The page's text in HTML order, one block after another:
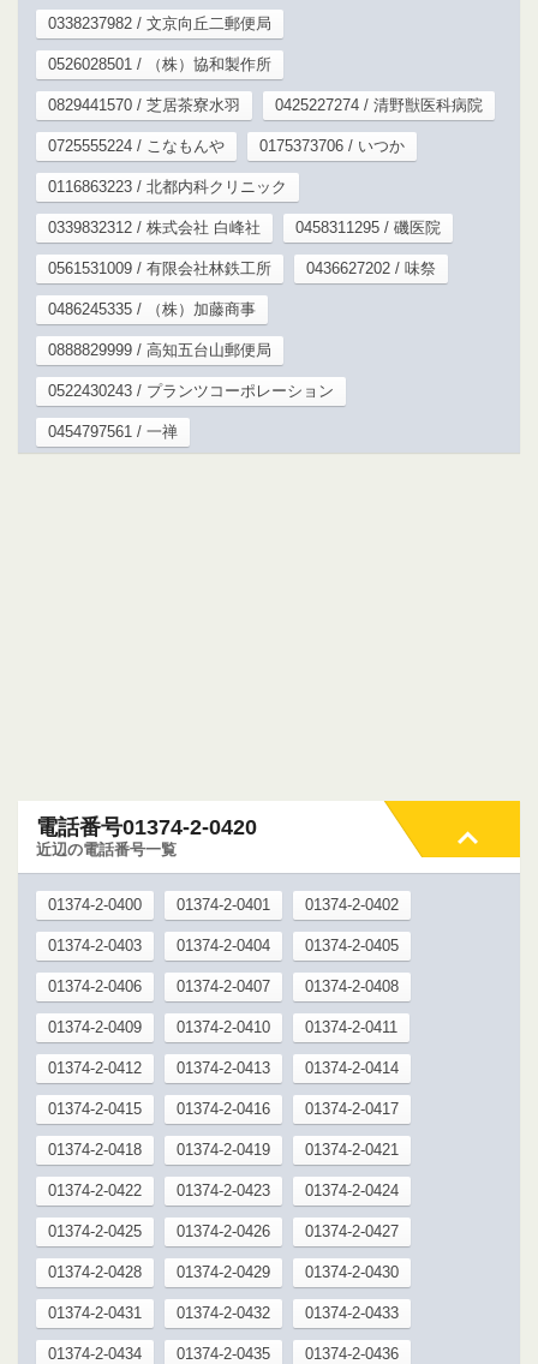
0338237982 / 文京向丘二郵便局
0526028501 / （株）協和製作所
0829441570 / 芝居茶寮水羽 0425227274 / 清野獣医科病院
0725555224 / こなもんや 0175373706 / いつか
0116863223 / 北都内科クリニック
0339832312 / 株式会社 白峰社 0458311295 / 磯医院
0561531009 / 有限会社林鉄工所 0436627202 / 味祭
0486245335 / （株）加藤商事
0888829999 / 高知五台山郵便局
0522430243 / プランツコーポレーション
0454797561 / 一禅
電話番号01374-2-0420
近辺の電話番号一覧
01374-2-0400 01374-2-0401 01374-2-0402
01374-2-0403 01374-2-0404 01374-2-0405
01374-2-0406 01374-2-0407 01374-2-0408
01374-2-0409 01374-2-0410 01374-2-0411
01374-2-0412 01374-2-0413 01374-2-0414
01374-2-0415 01374-2-0416 01374-2-0417
01374-2-0418 01374-2-0419 01374-2-0421
01374-2-0422 01374-2-0423 01374-2-0424
01374-2-0425 01374-2-0426 01374-2-0427
01374-2-0428 01374-2-0429 01374-2-0430
01374-2-0431 01374-2-0432 01374-2-0433
01374-2-0434 01374-2-0435 01374-2-0436